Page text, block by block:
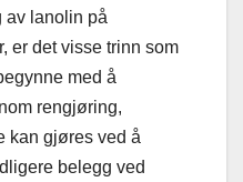
av lanolin på
er det visse trinn som
med å
rengjøring,
kan gjøres ved å
belegg ved